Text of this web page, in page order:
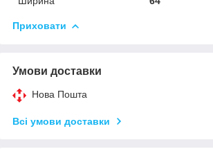
Приховати
Умови доставки
Нова Пошта
Всі умови доставки